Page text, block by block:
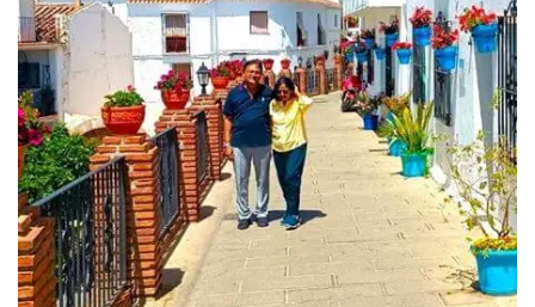
desde
el
puerto
de
Málaga